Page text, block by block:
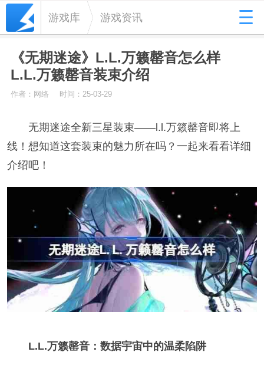
游戏库 游戏资讯
《无期迷途》L.L.万籁罄音怎么样
L.L.万籁罄音装束介绍
作者：网络 时间：25-03-29
无期迷途全新三星装束——l.l.万籁罄音即将上
线！想知道这套装束的魅力所在吗？一起来看看详细
介绍吧！
L.L.万籁罄音：数据宇宙中的温柔陷阱